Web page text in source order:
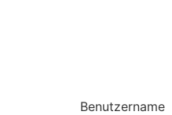
Benutzername